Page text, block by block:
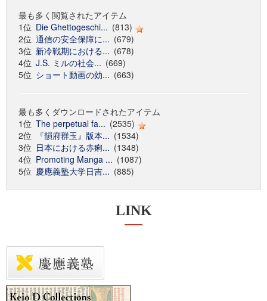
最も多く閲覧されたアイテム
1位 Die Ghettogeschi... (813)
2位 通信の安全保障に... (679)
3位 新冷戦期における... (678)
4位 J.S. ミルの社会... (669)
5位 ショート動画の効... (663)
最も多くダウンロードされたアイテム
1位 The perpetual fa... (2535)
2位
『韻府群玉』版本... (1534)
3位 日本における赤痢... (1348)
4位 Promoting Manga ... (1087)
5位 慶應義塾大学日吉... (885)
LINK